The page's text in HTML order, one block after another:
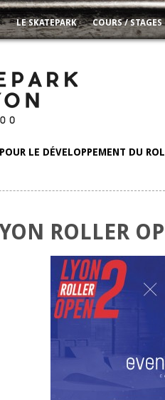
LE SKATEPARK COURS / STAGES
LE DÉVELOPPEMENT DU
ROLLER